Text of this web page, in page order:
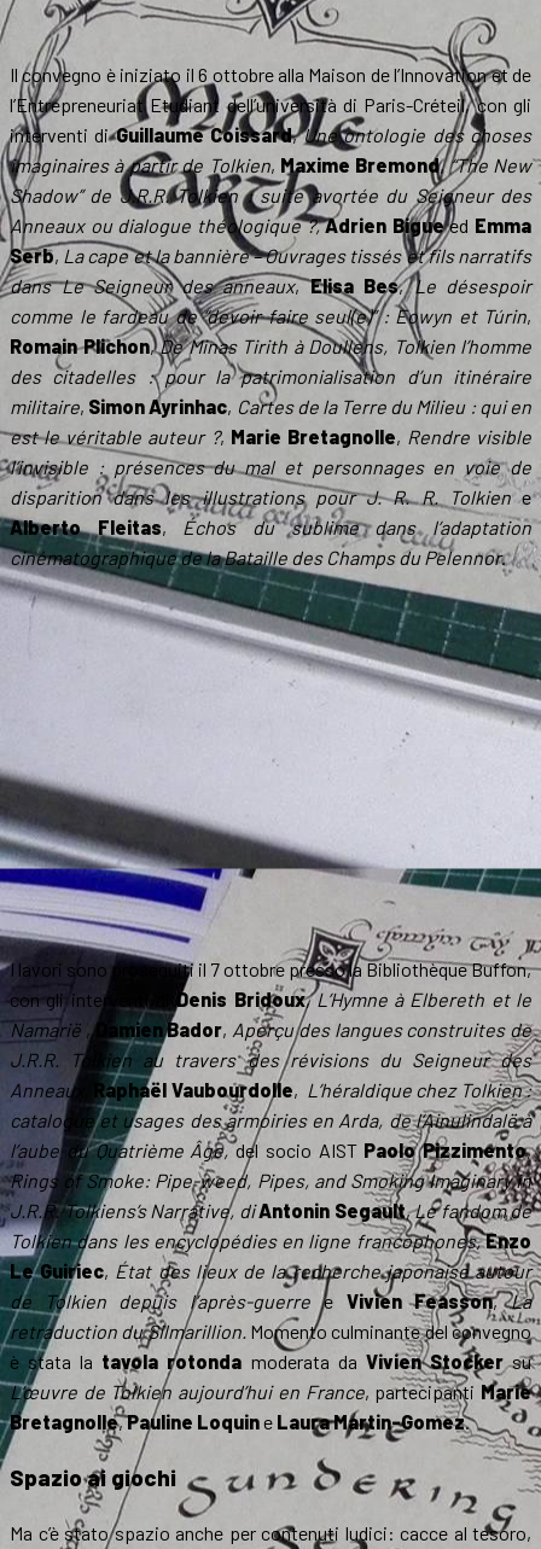
Il convegno è iniziato il 6 ottobre alla Maison de l’Innovation et de
l’Entrepreneuriat Etudiant dell’università di Paris-Créteil, con gli
interventi diGuillaume Coissard,Une ontologie des choses
imaginaires à partir de Tolkien, Maxime Bremond,“The New
Shadow” de J.R.R. Tolkien : suite avortée du Seigneur des
Anneaux ou dialogue théologique ?, Adrien Bigueed Emma
Serb, La cape et la bannière – Ouvrages tissés et fils narratifs
dans Le Seigneur des anneaux,Elisa Bes,Le désespoir
comme le fardeau de “devoir faire seul(e)” : Eowyn et Túrin,
Romain Plichon,De Minas Tirith à Doullens, Tolkien l’homme
des citadelles : pour la patrimonialisation d’un itinéraire
militaire, Simon Ayrinhac, Cartes de la Terre du Milieu : qui en
est le véritable auteur ?, Marie Bretagnolle, Rendre visible
l’invisible : présences du mal et personnages en voie de
disparition dans les illustrations pour J. R. R. Tolkiene
Alberto Fleitas, Échos du sublime dans l’adaptation
cinématographique de la Bataille des Champs du Pelennor.
I lavori sono proseguiti il 7 ottobre presso la Bibliothèque Buffon,
con gli interventi di
Denis Bridoux,L’Hymne à Elbereth et le
Namarië ,Damien Bador, Aperçu des langues construites de
J.R.R. Tolkien au travers des révisions du Seigneur des
Anneaux
Raphaël Vaubourdolle, L’héraldique chez Tolkien :
catalogue et usages des armoiries en Arda, de l’Ainulindalë à
l’aube du Quatrième Âge,del socio AIST Paolo Pizzimento,
Rings of Smoke: Pipe-weed, Pipes, and Smoking Imaginary in
J.R.R. Tolkiens’s Narrative, diAntonin Segault,Le fandom de
Tolkien dans les encyclopédies en ligne francophones,Enzo
Le Guiriec, État des lieux de la recherche japonaise autour
de Tolkien depuis l’après-guerre e Vivien Feasson,La
retraduction du Silmarillion. Momento culminante del convegno
è stata la tavola rotonda moderata da Vivien Stockersu
L’œuvre de Tolkien aujourd’hui en France, partecipanti Marie
Bretagnolle,Pauline Loquine Laura Martin-Gomez.
Spazio ai giochi
Ma c’è stato spazio anche per contenuti ludici: cacce al tesoro,